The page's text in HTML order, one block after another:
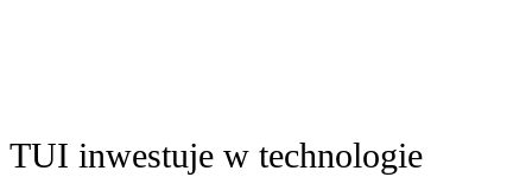
TUI inwestuje w technologie